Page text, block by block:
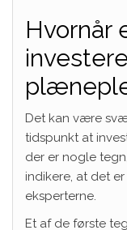
Hvornår
Det kan være
tidspunkt at
der er nogle
indikere, at det
eksperterne.
Et af de første